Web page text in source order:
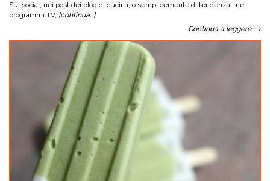
Sui social, nei post dei blog di cucina, o semplicemente di tendenza, nei
programmi TV, [continua…]
Continua a leggere